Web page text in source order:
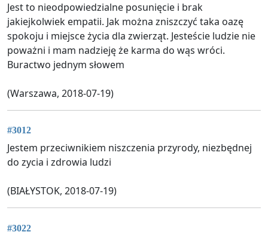
Jest to nieodpowiedzialne posunięcie i brak
jakiejkolwiek empatii. Jak można zniszczyć taka oazę
spokoju i miejsce życia dla zwierząt. Jesteście ludzie nie
poważni i mam nadzieję że karma do wąs wróci.
Buractwo jednym słowem
(Warszawa, 2018-07-19)
#3012
Jestem przeciwnikiem niszczenia przyrody, niezbędnej
do zycia i zdrowia ludzi
(BIAŁYSTOK, 2018-07-19)
#3022